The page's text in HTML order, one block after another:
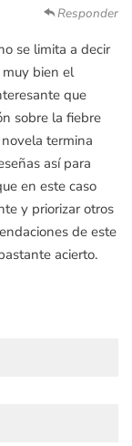
Responder
se limita a decir
muy bien el
que
sobre la fiebre
termina
así para
en este caso
y priorizar otros
de este
acierto.